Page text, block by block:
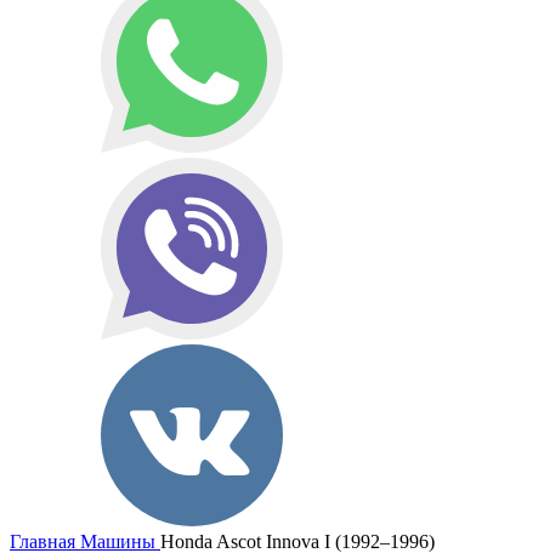
Главная Машины Honda Ascot Innova I (1992–1996)